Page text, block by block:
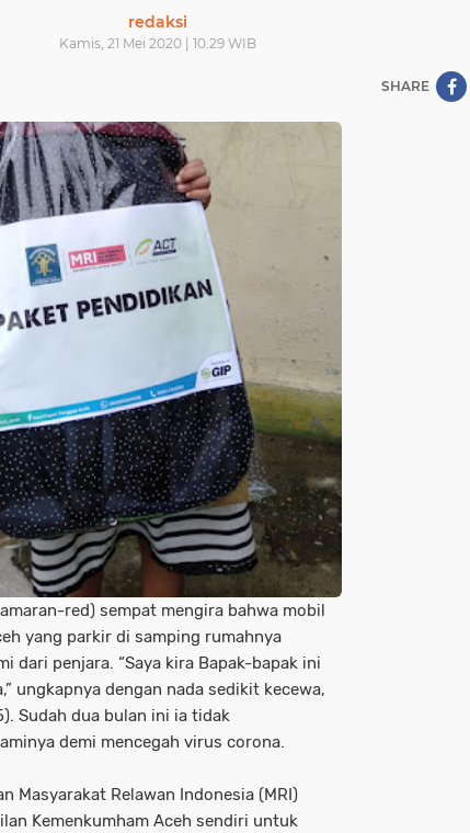
redaksi
Kamis, 21 Mei 2020 | 10.29 WIB
SHARE
red) sempat mengira bahwa mobil
yang parkir di samping rumahnya
dari penjara. “Saya kira Bapak-bapak ini
ungkapnya dengan nada sedikit kecewa,
Sudah dua bulan ini ia tidak
demi mencegah virus corona.
Masyarakat Relawan Indonesia (MRI)
Kemenkumham Aceh sendiri untuk